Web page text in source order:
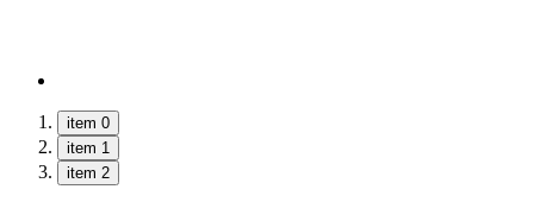
item 0
item 1
item 2